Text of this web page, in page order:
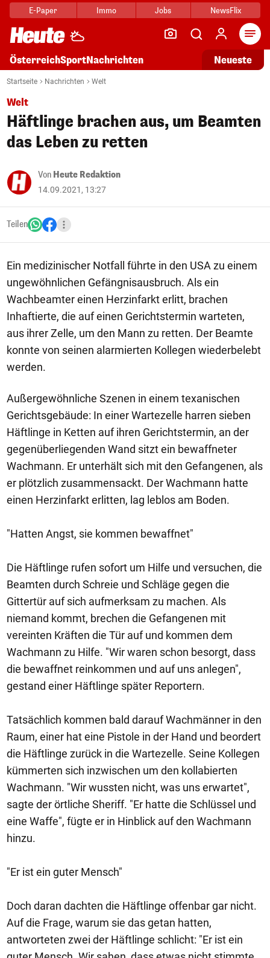
E-Paper Immo Jobs NewsFlix
ÖsterreichSportNachrichten Neueste
Startseite Nachrichten Welt
Welt
Häftlinge brachen aus, um Beamten
das Leben zu retten
Von Heute Redaktion
14.09.2021, 13:27
Teilen
Ein medizinischer Notfall führte in den USA zu einem
ungewöhnlichen Gefängnisausbruch. Als ein
Wachbeamter einen Herzinfarkt erlitt, brachen
Inhaftierte, die auf einen Gerichtstermin warteten,
aus ihrer Zelle, um den Mann zu retten. Der Beamte
konnte von seinen alarmierten Kollegen wiederbelebt
werden.
Außergewöhnliche Szenen in einem texanischen
Gerichtsgebäude: In einer Wartezelle harren sieben
Häftlinge in Ketten auf ihren Gerichtstermin, an der
gegenüberliegenden Wand sitzt ein bewaffneter
Wachmann. Er unterhält sich mit den Gefangenen, als
er plötzlich zusammensackt. Der Wachmann hatte
einen Herzinfarkt erlitten, lag leblos am Boden.
"Hatten Angst, sie kommen bewaffnet"
Die Häftlinge rufen sofort um Hilfe und versuchen, die
Beamten durch Schreie und Schläge gegen die
Gittertür auf sich aufmerksam zu machen. Als
niemand kommt, brechen die Gefangenen mit
vereinten Kräften die Tür auf und kommen dem
Wachmann zu Hilfe. "Wir waren schon besorgt, dass
die bewaffnet reinkommen und auf uns anlegen",
gestand einer Häftlinge später Reportern.
Tatsächlich kommen bald darauf Wachmänner in den
Raum, einer hat eine Pistole in der Hand und beordert
die Häftlinge zurück in die Wartezelle. Seine Kollegen
kümmerten sich inzwischen um den kollabierten
Wachmann. "Wir wussten nicht, was uns erwartet",
sagte der örtliche Sheriff. "Er hatte die Schlüssel und
eine Waffe", fügte er in Hinblick auf den Wachmann
hinzu.
"Er ist ein guter Mensch"
Doch daran dachten die Häftlinge offenbar gar nicht.
Auf die Frage, warum sie das getan hatten,
antworteten zwei der Häftlinge schlicht: "Er ist ein